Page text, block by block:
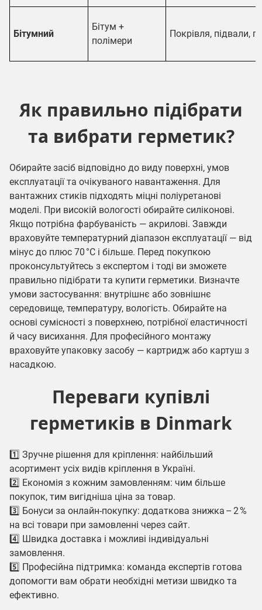
Бітумний
Бітум +
полімери
Покрівля, підвали,
Як правильно підібрати
та вибрати герметик?
Обирайте засіб відповідно до виду поверхні, умов
експлуатації та очікуваного навантаження. Для
вантажних стиків підходять міцні поліуретанові
моделі. При високій вологості обирайте силіконові.
Якщо потрібна фарбуваність — акрилові. Завжди
враховуйте температурний діапазон експлуатації — від
мінус до плюс 70 °C і більше. Перед покупкою
проконсультуйтесь з експертом і тоді ви зможете
правильно підібрати та купити герметики. Визначте
умови застосування: внутрішнє або зовнішнє
середовище, температуру, вологість. Обирайте на
основі сумісності з поверхнею, потрібної еластичності
й часу висихання. Для професійного монтажу
враховуйте упаковку засобу — картридж або картуш з
насадкою.
Переваги купівлі
герметиків в Dinmark
1️⃣ Зручне рішення для кріплення: найбільший
асортимент усіх видів кріплення в Україні.
2️⃣ Економія з кожним замовленням: чим більше
покупок, тим вигідніша ціна за товар.
3️⃣ Бонуси за онлайн-покупку: додаткова знижка – 2 %
на всі товари при замовленні через сайт.
4️⃣ Швидка доставка і можливі індивідуальні
замовлення.
5️⃣ Професійна підтримка: команда експертів готова
допомогти вам обрати необхідні метизи швидко та
ефективно.